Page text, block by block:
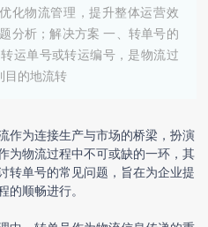
化物流管理，提升整体运营效
分析；解决方案 一、转单号的
运单号或转运编号，是物流过
目的地流转
作为连接生产与市场的桥梁，扮演
为物流过程中不可或缺的一环，其
转单号的常见问题，旨在为企业提
顺畅进行。